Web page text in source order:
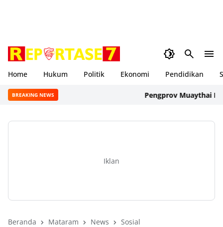
Home Hukum Politik Ekonomi Pendidikan
BREAKING NEWS Pengprov Muaythai NTB
Iklan
Beranda Mataram News Sosial